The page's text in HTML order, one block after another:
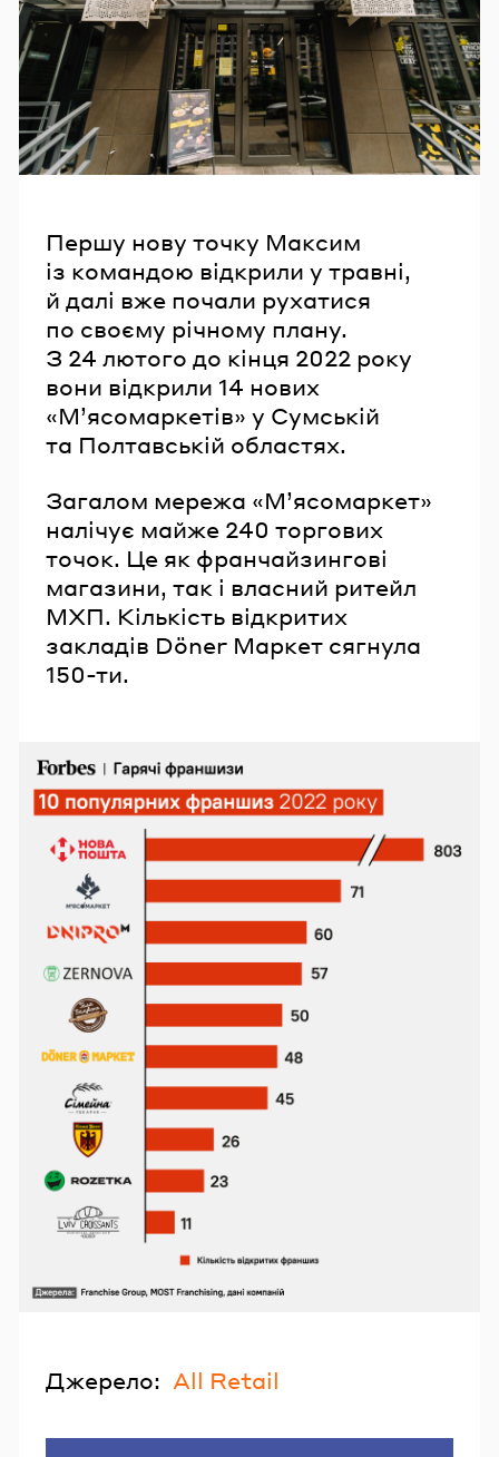
Першу нову точку Максим
із командою відкрили у травні,
й далі вже почали рухатися
по своєму річному плану.
З 24 лютого до кінця 2022 року
вони відкрили 14 нових
«М’ясомаркетів» у Сумській
та Полтавській областях.
Загалом мережа «М’ясомаркет»
налічує майже 240 торгових
точок. Це як франчайзингові
магазини, так і власний ритейл
МХП. Кількість відкритих
закладів Döner Маркет сягнула
150-ти.
Джерело: All Retail